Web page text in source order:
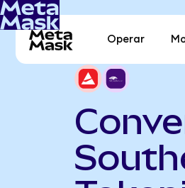
Operar